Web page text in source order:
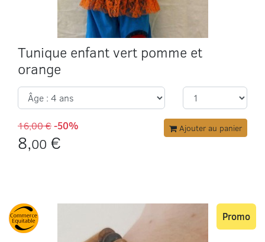
Tunique enfant vert pomme et
orange
16,00 €-50%
8,00 €
Ajouter au panier
Promo